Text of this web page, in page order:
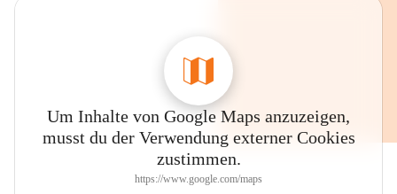
Um Inhalte von Google Maps anzuzeigen,
musst du der Verwendung externer Cookies
zustimmen.
https://www.google.com/maps